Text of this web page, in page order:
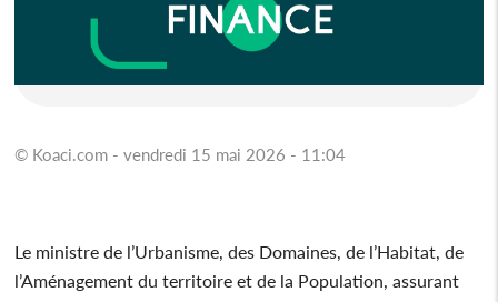
© Koaci.com - vendredi 15 mai 2026 - 11:04
Le ministre de l’Urbanisme, des Domaines, de l’Habitat, de
l’Aménagement du territoire et de la Population, assurant